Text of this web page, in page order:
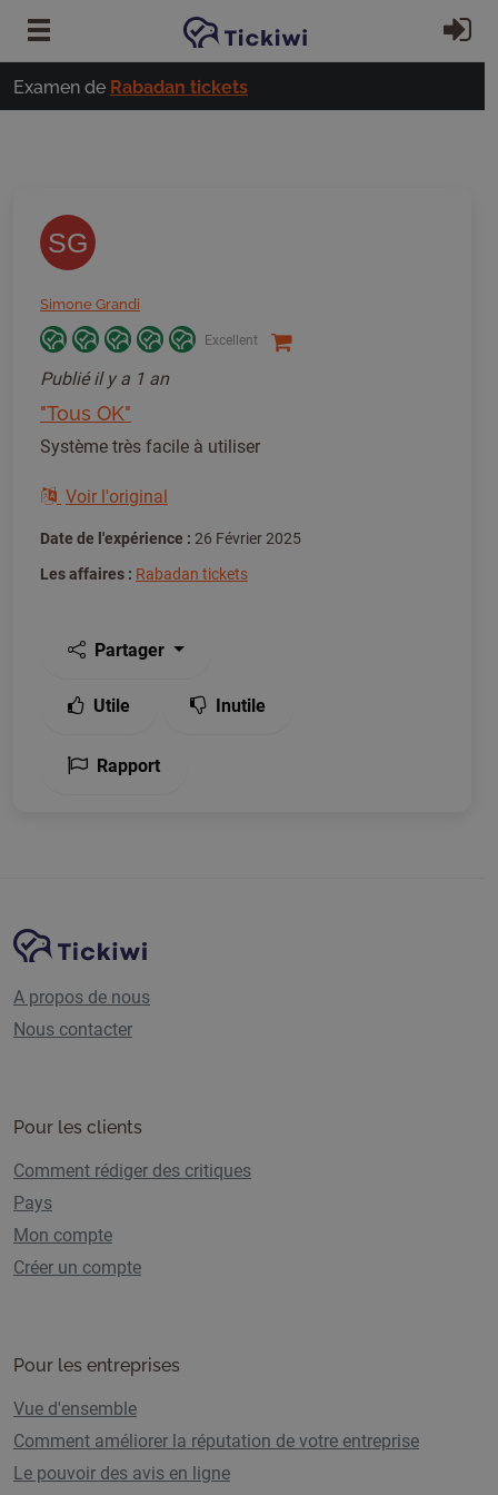
Passer au contenu principal
Examen de Rabadan tickets
SG
Simone Grandi
Excellent
Publiéil y a 1 an
"Tous OK"
Système très facile à utiliser
Voir l'original
Date de l'expérience : 26 Février 2025
Les affaires : Rabadan tickets
Partager
Utile Inutile
Rapport
Navigation du sitePlate-forme Tickiwi
A propos de nous
Nous contacter
Pour les clients
Comment rédiger des critiques
Pays
Mon compte
Créer un compte
Pour les entreprises
Vue d'ensemble
Comment améliorer la réputation de votre entreprise
Le pouvoir des avis en ligne